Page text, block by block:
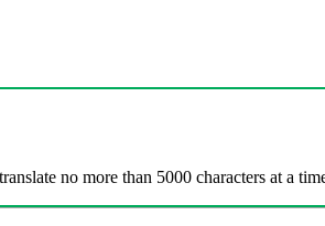
no more than 5000 characters at a